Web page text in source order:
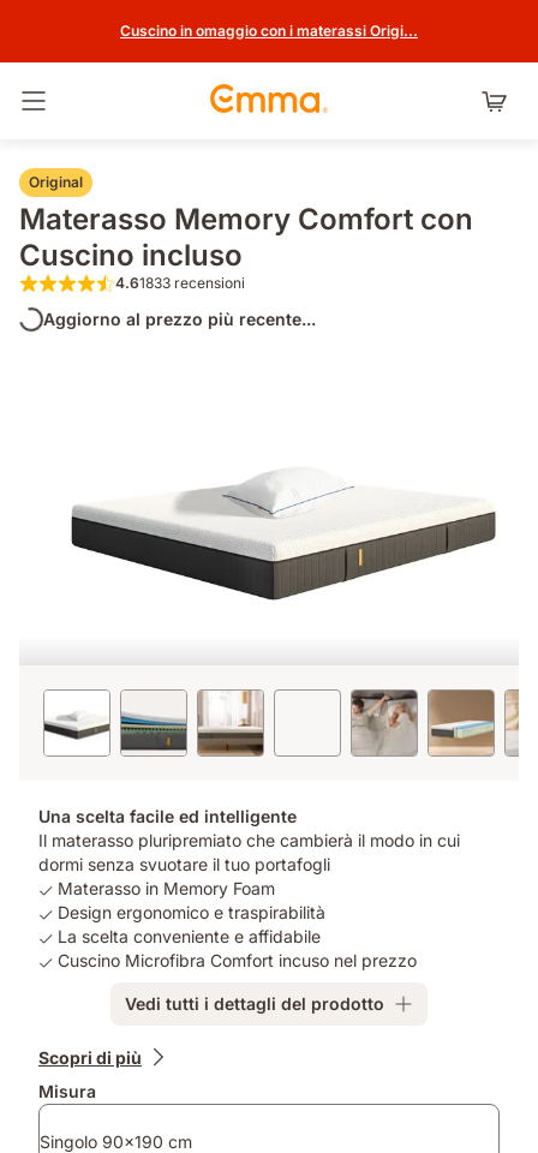
Cuscino in omaggio con i materassi Origi...
Original
Materasso Memory Comfort con
Cuscino incluso
4.6 su 5 stelle 1833 recensioni
4.61833 recensioni
Aggiorno al prezzo più recente...
Una scelta facile ed intelligente
Il materasso pluripremiato che cambierà il modo in cui
dormi senza svuotare il tuo portafogli
Materasso in Memory Foam
Design ergonomico e traspirabilità
La scelta conveniente e affidabile
Cuscino Microfibra Comfort incuso nel prezzo
Vedi tutti i dettagli del prodotto
Prodotti
Scopri di più
Misura
Singolo 90x190 cm